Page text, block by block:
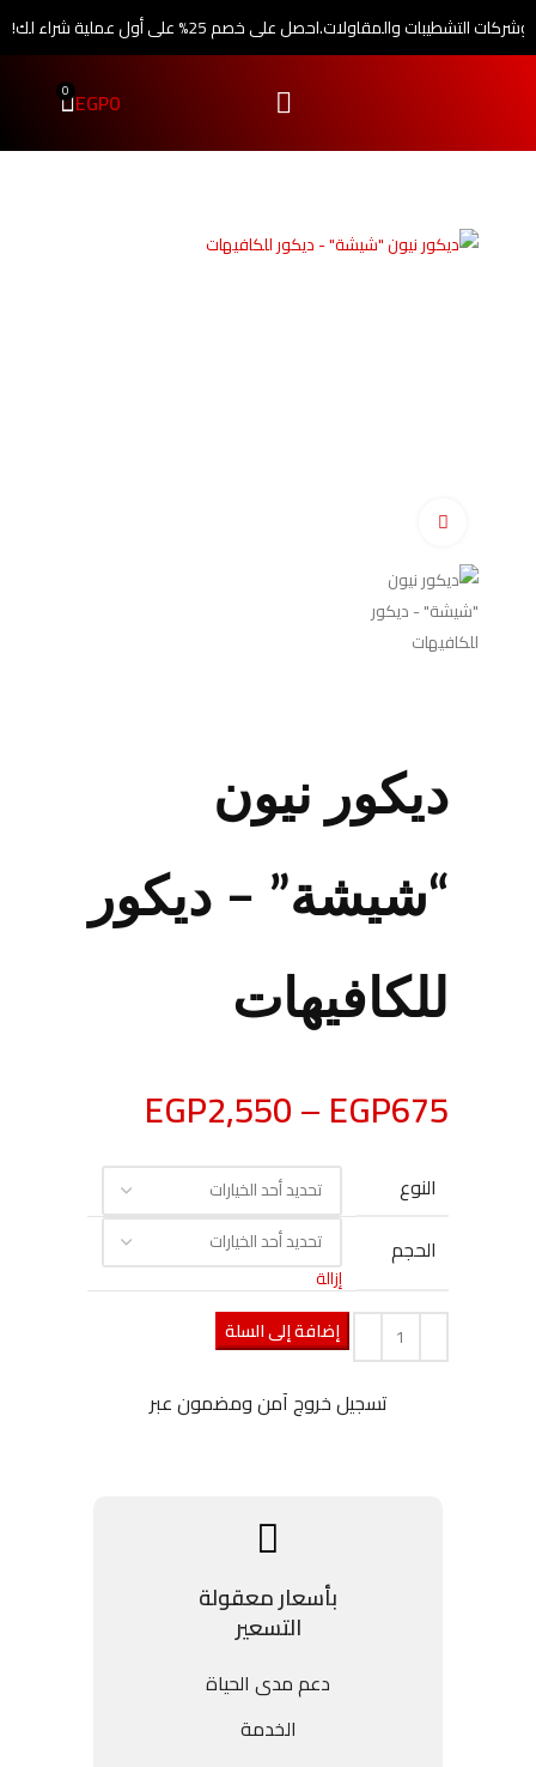
احصل على خصم 25% على أول عملية شراء لك!التشطيبات والمقاولات.
EGP0
0
ديكور نيون
“شيشة” – ديكور
للكافيهات
EGP675
–
EGP2,550
النوع
الحجم
إزالة
إضافة إلى السلة
تسجيل خروج آمن ومضمون عبر
بأسعار معقولة
التسعير
دعم مدى الحياة
الخدمة